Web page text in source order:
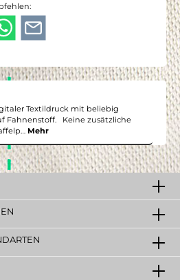
Textildruck mit beliebig
Fahnenstoff. Keine zusätzliche
Mehr